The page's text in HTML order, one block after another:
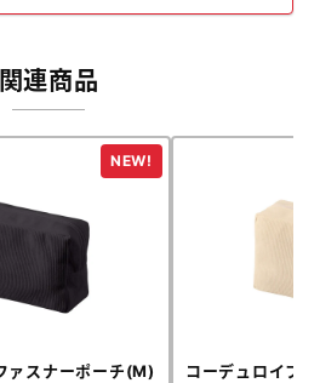
関連商品
ァスナーポーチ(M)
コーデュロイフ